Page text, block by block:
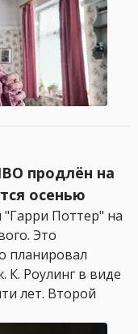
продлён на
осенью
Поттер" на
Это
планировал
К. Роулинг в виде
лет. Второй